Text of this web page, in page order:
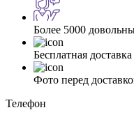
Более 5000
Бесплатная
Фото перед
Телефон